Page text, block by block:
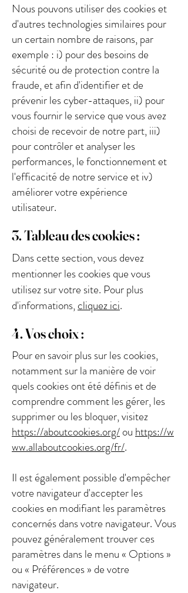
Nous pouvons utiliser des cookies et
d'autres technologies similaires pour
un certain nombre de raisons, par
exemple : i) pour des besoins de
sécurité ou de protection contre la
fraude, et afin d'identifier et de
prévenir les cyber-attaques, ii) pour
vous fournir le service que vous avez
choisi de recevoir de notre part, iii)
pour contrôler et analyser les
performances, le fonctionnement et
l'efficacité de notre service et iv)
améliorer votre expérience
utilisateur.
3. Tableau des cookies :
Dans cette section, vous devez
mentionner les cookies que vous
utilisez sur votre site. Pour plus
d'informations,cliquez ici.
4. Vos choix :
Pour en savoir plus sur les cookies,
notamment sur la manière de voir
quels cookies ont été définis et de
comprendre comment les gérer, les
supprimer ou les bloquer, visitez
https://aboutcookies.org/ou https://w
ww.allaboutcookies.org/fr/.
Il est également possible d'empêcher
votre navigateur d'accepter les
cookies en modifiant les paramètres
concernés dans votre navigateur. Vous
pouvez généralement trouver ces
paramètres dans le menu « Options »
ou « Préférences » de votre
navigateur.